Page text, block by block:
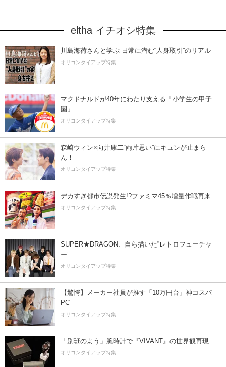
eltha イチオシ特集
川島海荷さんと学ぶ 日常に潜む“人身取引”のリアル
オリコンタイアップ特集
マクドナルドが40年にわたり支える「小学生の甲子
園」
オリコンタイアップ特集
森崎ウィン×向井康二“両片思い”にキュンが止まら
ん！
オリコンタイアップ特集
デカすぎ都市伝説発生!?ファミマ45％増量作戦再来
オリコンタイアップ特集
SUPER★DRAGON、自ら描いた”レトロフューチャ
ー”
オリコンタイアップ特集
【驚愕】メーカー社員が推す「10万円台」神コスパ
PC
オリコンタイアップ特集
「別班のよう」腕時計で『VIVANT』の世界観再現
オリコンタイアップ特集